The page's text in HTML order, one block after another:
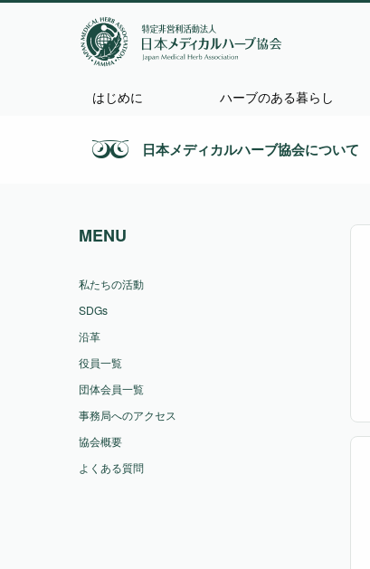
はじめに ハーブのある暮らし
日本メディカルハーブ協会について
MENU
私たちの活動
SDGs
沿革
役員一覧
団体会員一覧
事務局へのアクセス
協会概要
よくある質問